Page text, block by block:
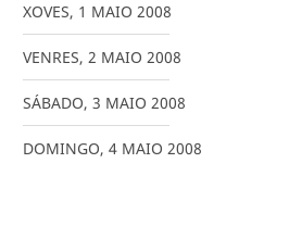
XOVES, 1 MAIO 2008
VENRES, 2 MAIO 2008
SÁBADO, 3 MAIO 2008
DOMINGO, 4 MAIO 2008